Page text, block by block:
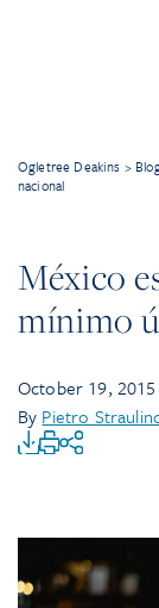
Ogletree Deakins >
nacional
México
mínimo
October 19, 2015
By Pietro